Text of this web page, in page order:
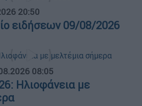
20:50
ειδήσεων 09/08/2026
08:05
Ηλιοφάνεια με